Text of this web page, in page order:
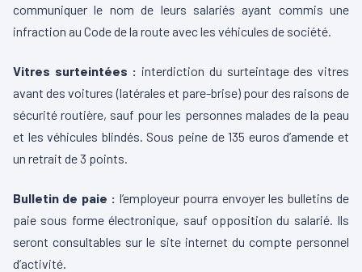
communiquer le nom de leurs salariés ayant commis une
infraction au Code de la route avec les véhicules de société.
Vitres surteintées : interdiction du surteintage des vitres
avant des voitures (latérales et pare-brise) pour des raisons de
sécurité routière, sauf pour les personnes malades de la peau
et les véhicules blindés. Sous peine de 135 euros d’amende et
un retrait de 3 points.
Bulletin de paie : l’employeur pourra envoyer les bulletins de
paie sous forme électronique, sauf opposition du salarié. Ils
seront consultables sur le site internet du compte personnel
d’activité.